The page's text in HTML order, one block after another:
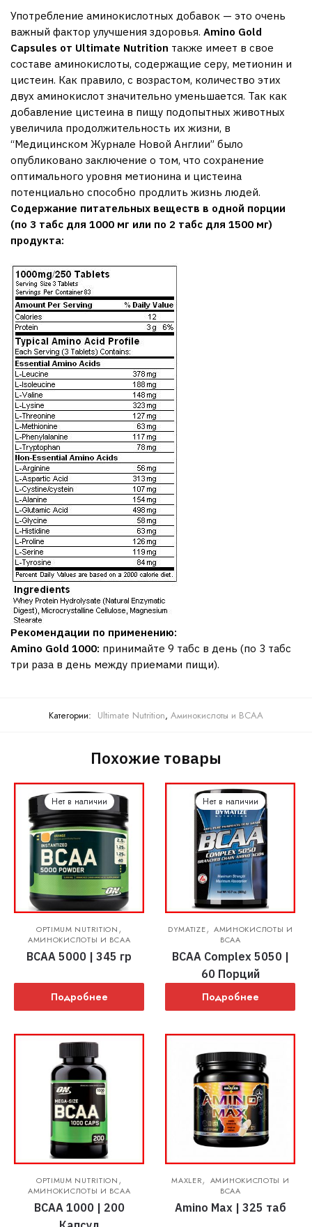
Употребление аминокислотных добавок — это очень
важный фактор улучшения здоровья. Amino Gold
Capsules от Ultimate Nutrition также имеет в свое
составе аминокислоты, содержащие серу, метионин и
цистеин. Как правило, с возрастом, количество этих
двух аминокислот значительно уменьшается. Так как
добавление цистеина в пищу подопытных животных
увеличила продолжительность их жизни, в
“Медицинском Журнале Новой Англии” было
опубликовано заключение о том, что сохранение
оптимального уровня метионина и цистеина
потенциально способно продлить жизнь людей.
Содержание питательных веществ в одной порции
(по 3 табс для 1000 мг или по 2 табс для 1500 мг)
продукта:
Рекомендации по применению:
Amino Gold 1000: принимайте 9 табс в день (по 3 табс
три раза в день между приемами пищи).
Категории: Ultimate Nutrition, Аминокислоты и BCAA
Похожие товары
Нет в наличии
OPTIMUM NUTRITION,
АМИНОКИСЛОТЫ И BCAA
BCAA 5000 | 345 гр
Подробнее
Нет в наличии
DYMATIZE, АМИНОКИСЛОТЫ И
BCAA
BCAA Complex 5050 |
60 Порций
Подробнее
OPTIMUM NUTRITION,
АМИНОКИСЛОТЫ И BCAA
BCAA 1000 | 200
MAXLER, АМИНОКИСЛОТЫ И
BCAA
Amino Max | 325 таб